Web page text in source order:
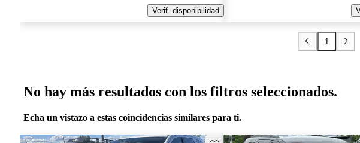
Verif. disponibilidad
1
No hay más resultados con los filtros seleccionados.
Echa un vistazo a estas coincidencias similares para ti.